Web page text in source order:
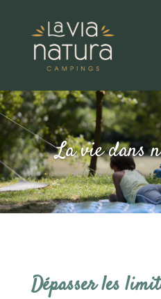
La vie dans
Dépasser les